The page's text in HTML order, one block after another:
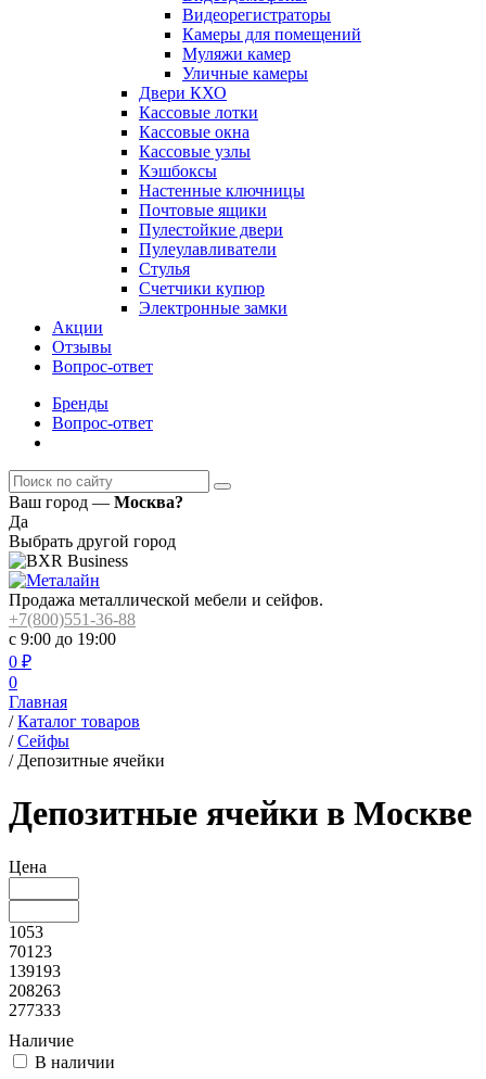
Видеорегистраторы
Камеры для помещений
Муляжи камер
Уличные камеры
Двери КХО
Кассовые лотки
Кассовые окна
Кассовые узлы
Кэшбоксы
Настенные ключницы
Почтовые ящики
Пулестойкие двери
Пулеулавливатели
Стулья
Счетчики купюр
Электронные замки
Акции
Отзывы
Вопрос-ответ
Бренды
Вопрос-ответ
Ваш город — Москва?
Да
Выбрать другой город
Продажа металлической мебели и сейфов.
+7(800)551-36-88
с 9:00 до 19:00
0 ₽
0
Главная
/ Каталог товаров
/ Сейфы
/ Депозитные ячейки
Депозитные ячейки в Москве
Цена
1053
70123
139193
208263
277333
Наличие
В наличии